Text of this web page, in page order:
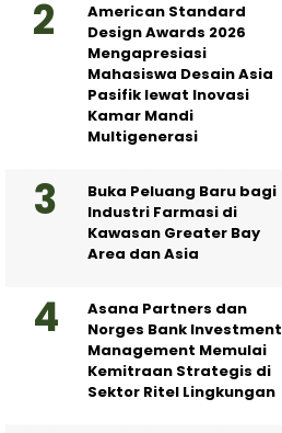
American Standard
Design Awards 2026
Mengapresiasi
Mahasiswa Desain Asia
Pasifik lewat Inovasi
Kamar Mandi
Multigenerasi
Buka Peluang Baru bagi
Industri Farmasi di
Kawasan Greater Bay
Area dan Asia
Asana Partners dan
Norges Bank Investment
Management Memulai
Kemitraan Strategis di
Sektor Ritel Lingkungan